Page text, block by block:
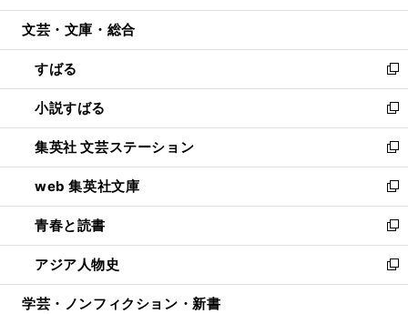
開
ウ
開
く
ン
ウ
で
開
く
ウ
ン
ド
ウ
で
開
く
文芸・文庫・総合
すばる
新
し
い
ウ
ィ
ン
ド
ウ
で
開
く
小説すばる
新
し
い
ウ
ィ
ン
ド
ウ
で
開
集英社 文芸ステーション
新
し
い
ウ
ィ
ン
ド
ウ
web 集英社文庫
新
し
い
ウ
ィ
ン
青春と読書
新
し
い
ウ
アジア人物史
新
し
学芸・ノンフィクション・新書